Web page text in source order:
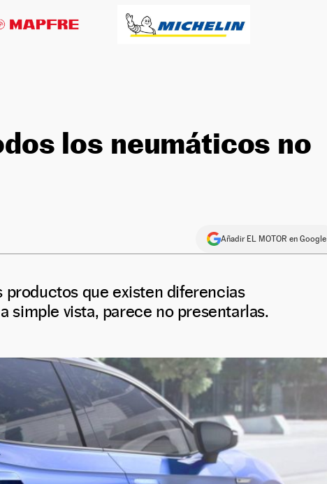
los neumáticos no
Añadir EL MOTOR en Google
productos que existen diferencias
simple vista, parece no presentarlas.